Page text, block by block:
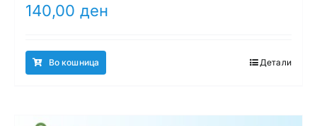
140,00 ден
Во кошница Детали